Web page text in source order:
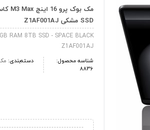
SSD مشکی Z1AF001AJ
RAM 8TB SSD - SPACE BLACK
Z1AF001AJ
شناسه محصول:
8836
دسته‌بندی: